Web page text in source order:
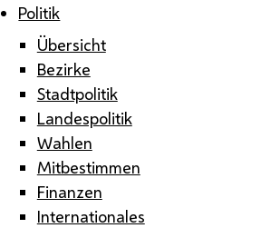
Politik
Übersicht
Bezirke
Stadtpolitik
Landespolitik
Wahlen
Mitbestimmen
Finanzen
Internationales